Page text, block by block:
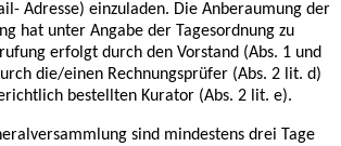
Adresse) einzuladen. Die Anberaumung der
hat unter Angabe der Tagesordnung zu
erfolgt durch den Vorstand (Abs. 1 und
die/einen Rechnungsprüfer (Abs. 2 lit. d)
bestellten Kurator (Abs. 2 lit. e).
sind mindestens drei Tage